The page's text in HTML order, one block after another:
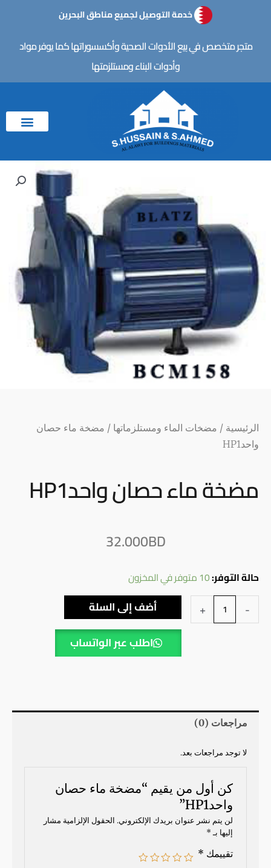
المحتوى
خدمة التوصيل لجميع مناطق البحرين
متجر متخصص في بيع الأدوات الصحية وأكسسوراتها كما يوفر مواد
وأدوات البناء ومستلزمتها
الرئيسية / مضخات الماء ومستلزماتها / مضخة ماء حصان
واحدHP1
مضخة ماء حصان واحدHP1
32.000BD
حالة التوفر:10 متوفر في المخزون
-
كمية
مضخة
ماء
حصان
+
أضف إلى السلة
اطلب عبر الواتساب
مراجعات (0)
لا توجد مراجعات بعد.
كن أول من يقيم “مضخة ماء حصان
واحدHP1”
لن يتم نشر عنوان بريدك الإلكتروني. الحقول الإلزامية مشار
إليها بـ*
تقييمك *